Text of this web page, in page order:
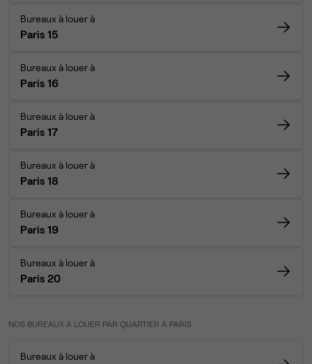
Bureaux à louer à
Paris 15
Bureaux à louer à
Paris 16
Bureaux à louer à
Paris 17
Bureaux à louer à
Paris 18
Bureaux à louer à
Paris 19
Bureaux à louer à
Paris 20
NOS BUREAUX À LOUER PAR QUARTIER À PARIS
Bureaux à louer à